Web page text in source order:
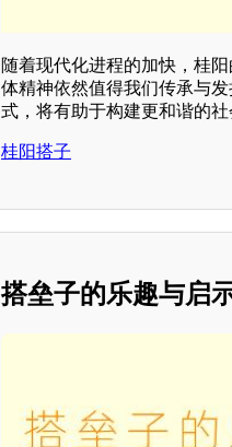
随着现代化进程的加快，桂
体精神依然值得我们传承与
式，将有助于构建更和谐的社
桂阳搭子
搭垒子的乐趣与启